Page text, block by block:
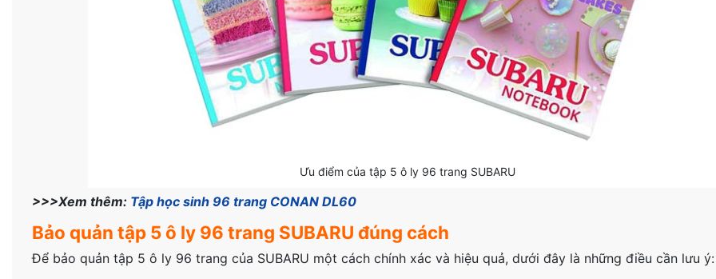
Ưu điểm của tập 5 ô ly 96 trang SUBARU
>>>Xem thêm: Tập học sinh 96 trang CONAN DL60
Bảo quản tập 5 ô ly 96 trang SUBARU đúng cách
Để bảo quản tập 5 ô ly 96 trang của SUBARU một cách chính xác và hiệu quả, dưới đây là những điều cần lưu ý: